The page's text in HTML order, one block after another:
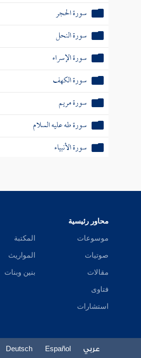
سورة الحجر
سورة النحل
سورة الإسراء
سورة الكهف
سورة مريم
سورة طه عليه السلام
سورة الأنبياء
سورة المؤمنون
سورة النور
سورة الفرقان
سورة الشعراء
سورة القصص
سورة الروم
محاور رئيسية
موسوعات
صوتيات
مقالات
فتاوى
استشارات
المكتبة
المواريث
بنين وبنات
عربي Español
Deutsch